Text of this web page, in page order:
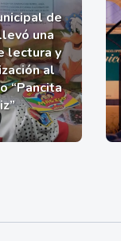
de
una
lectura y
al
“Pancita